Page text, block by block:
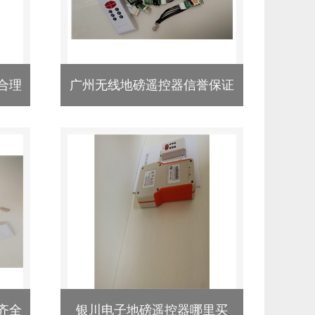
理 广州无线地磅遥控器信誉保证
全 银川电子地磅遥控器哪里买